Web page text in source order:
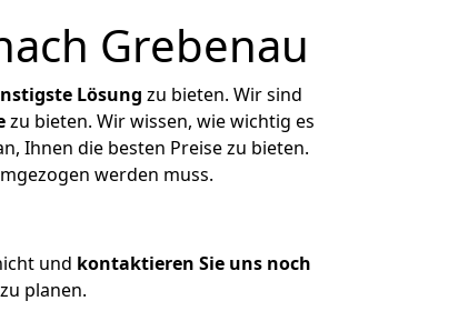
Grebenau
Lösung zu bieten. Wir sind
zu bieten. Wir wissen, wie wichtig es
Ihnen die besten Preise zu bieten.
werden muss.
und kontaktieren Sie uns noch
planen.